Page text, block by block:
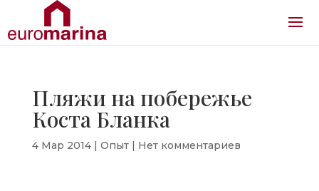
Пляжи на побережье
Коста Бланка
4 Мар 2014| Опыт| Нет комментариев